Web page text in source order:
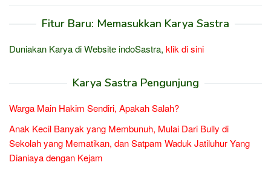
Fitur Baru: Memasukkan Karya Sastra
Duniakan Karya di Website indoSastra, klik di sini
Karya Sastra Pengunjung
Warga Main Hakim Sendiri, Apakah Salah?
Anak Kecil Banyak yang Membunuh, Mulai Dari Bully di
Sekolah yang Mematikan, dan Satpam Waduk Jatiluhur Yang
Dianiaya dengan Kejam